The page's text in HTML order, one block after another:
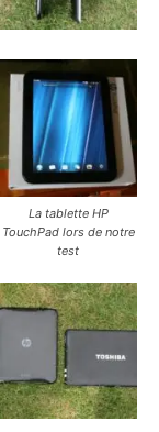
La tablette HP
TouchPad lors de notre
test